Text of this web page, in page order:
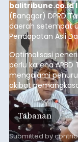
balitribune.co.id
(Banggar) DPRD
daerah setempat
Pendapatan Asli
anggaran 2027.
Optimalisasi
perlu karena
mengalami
akibat
Daerah (TKD)
Tabanan
Submitted by